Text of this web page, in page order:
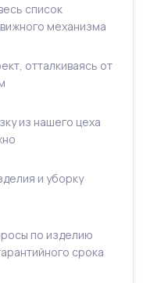
список
механизма
отталкиваясь от
из нашего цеха
и уборку
по изделию
срока